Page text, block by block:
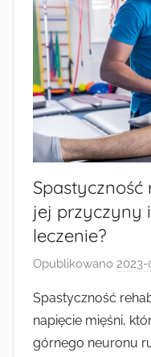
jej przyczyny
leczenie?
Opublikowano
Spastyczność
napięcie mięśni,
górnego neuronu